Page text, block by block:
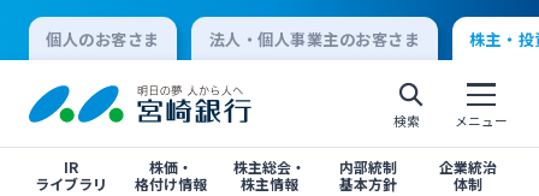
個人のお客さま 法人・個人事業主のお客さま 株主・
検索 メニュー
IR
ライブラリ
株価・
格付け情報
株主総会・
株主情報
内部統制
基本方針
企業統治
体制